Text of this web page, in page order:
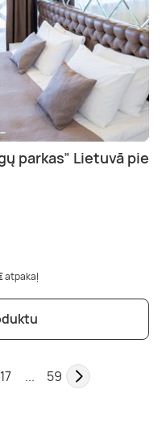
parkas” Lietuvā pie
atpakaļ
17 ... 59